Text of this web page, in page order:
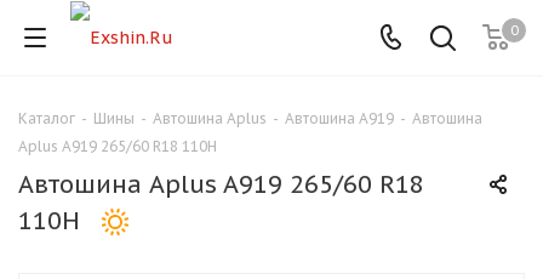
0
Каталог - Шины - Автошина Aplus - Автошина A919 - Автошина
Aplus A919 265/60 R18 110H
Автошина Aplus A919 265/60 R18
110H
Для клиентов всех банков
Разбейте
оплату